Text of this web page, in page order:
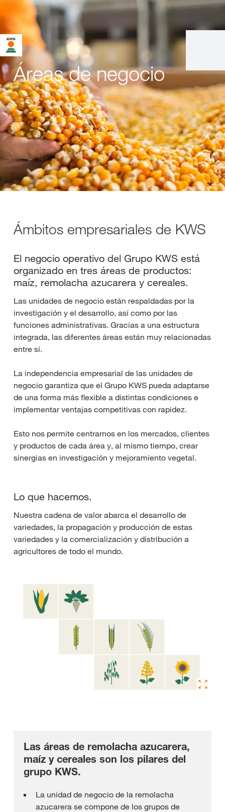
Áreas de negocio
Ámbitos empresariales de KWS
El negocio operativo del Grupo KWS está
organizado en tres áreas de productos:
maíz, remolacha azucarera y cereales.
Las unidades de negocio están respaldadas por la
investigación y el desarrollo, así como por las
funciones administrativas. Gracias a una estructura
integrada, las diferentes áreas están muy relacionadas
entre sí.
La independencia empresarial de las unidades de
negocio garantiza que el Grupo KWS pueda adaptarse
de una forma más flexible a distintas condiciones e
implementar ventajas competitivas con rapidez.
Esto nos permite centrarnos en los mercados, clientes
y productos de cada área y, al mismo tiempo, crear
sinergias en investigación y mejoramiento vegetal.
Lo que hacemos.
Nuestra cadena de valor abarca el desarrollo de
variedades, la propagación y producción de estas
variedades y la comercialización y distribución a
agricultores de todo el mundo.
Las áreas de remolacha azucarera,
maíz y cereales son los pilares del
grupo KWS.
La unidad de negocio de la remolacha
azucarera se compone de los grupos de